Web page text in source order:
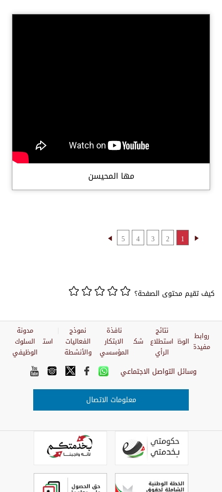
مها المحيسن
1
2
3
4
5
كيف تقيم محتوى الصفحة؟
روابط
مفيدة الوظائف
نتائج
استطلاع
الرأي
شكاوي
نافذة
الابتكار
المؤسسي
نموذج
الفعاليات
والأنشطة
استبيان
مدونة
السلوك
الوظيفي
وسائل التواصل الاجتماعي
معلومات الاتصال